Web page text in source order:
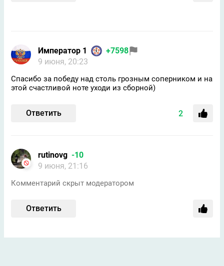
Император 1
+7598
9 июня, 20:23
Спасибо за победу над столь грозным соперником и на
этой счастливой ноте уходи из сборной)
Ответить 2
rutinovg -10
9 июня, 21:16
Комментарий скрыт модератором
Ответить